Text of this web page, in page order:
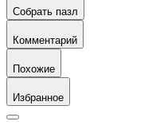
Собрать пазл
Комментарий
Похожие
Избранное